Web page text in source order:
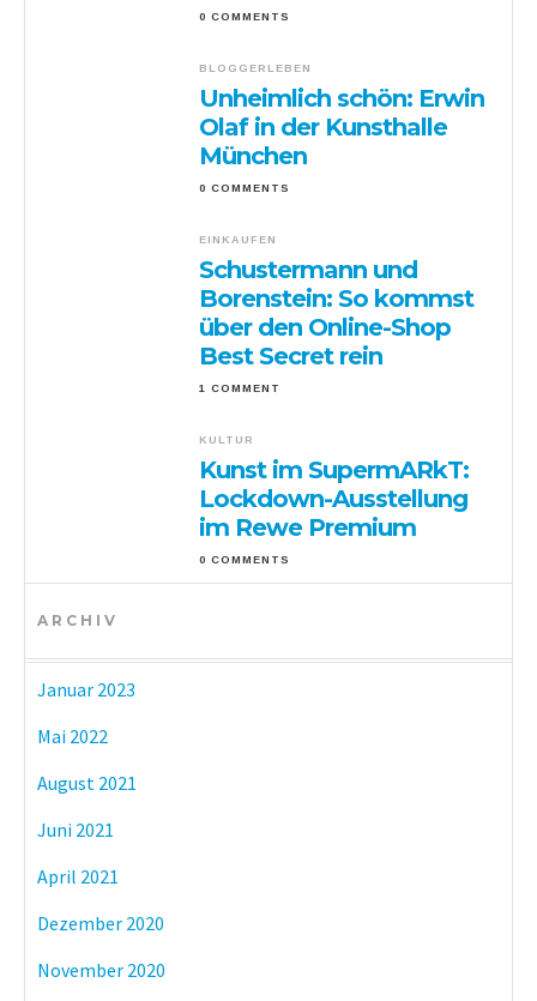
0 COMMENTS
BLOGGERLEBEN
Unheimlich schön: Erwin
Olaf in der Kunsthalle
München
0 COMMENTS
EINKAUFEN
Schustermann und
Borenstein: So kommst
über den Online-Shop
Best Secret rein
1 COMMENT
KULTUR
Kunst im SupermARkT:
Lockdown-Ausstellung
im Rewe Premium
0 COMMENTS
ARCHIV
Januar 2023
Mai 2022
August 2021
Juni 2021
April 2021
Dezember 2020
November 2020